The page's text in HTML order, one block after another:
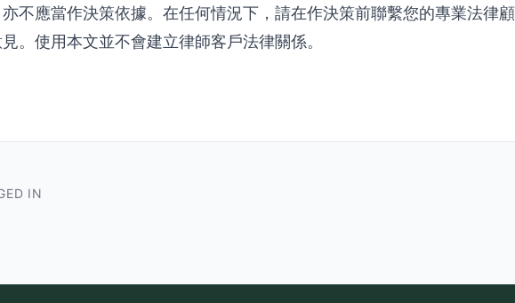
不應當作決策依據。在任何情況下，請在作決策前聯繫您的專業法律
。使用本文並不會建立律師客戶法律關係。
IN